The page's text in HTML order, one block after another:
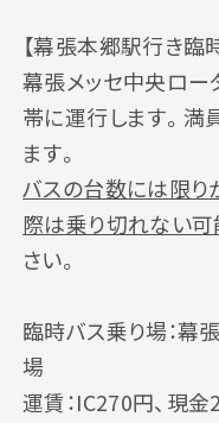
【幕張本郷駅行き臨
幕張メッセ中央ロー
帯に運行します。満
ます。
バスの台数には限り
際は乗り切れない可
さい。
臨時バス乗り場：幕
場
運賃：IC270円、現金